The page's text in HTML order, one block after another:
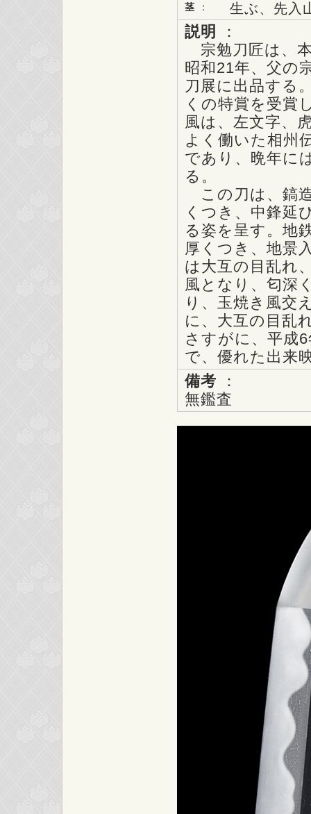
茎 ：
生ぶ、先入
説明
：
宗勉刀匠は、
昭和21年、父の
刀展に出品する
くの特賞を受賞
風は、左文字、
よく働いた相州
であり、晩年に
る。
この刀は、鎬
くつき、中鋒延
る姿を呈す。地
厚くつき、地景
は大互の目乱れ
風となり、匂深
り、玉焼き風交
に、大互の目乱
さすがに、平成
で、優れた出来
備考 ：
無鑑査